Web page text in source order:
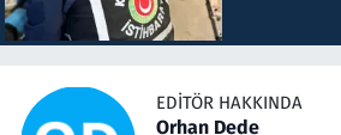
EDITÖR HAKKINDA
Orhan Dede